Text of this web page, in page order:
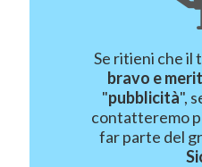
Se ritieni che il
bravo e
"pubblicità",
contatteremo
far parte del